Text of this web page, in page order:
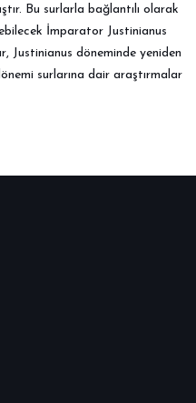
Bu surlarla bağlantılı olarak
İmparator Justinianus
Justinianus döneminde yeniden
surlarına dair araştırmalar